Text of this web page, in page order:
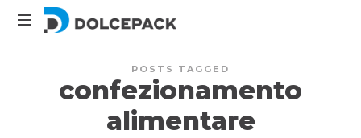
DolcePack
POSTS TAGGED
confezionamento
alimentare